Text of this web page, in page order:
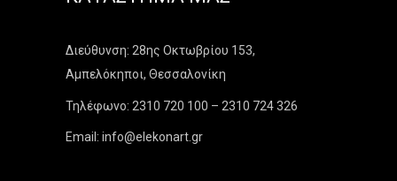
Διεύθυνση: 28ης Οκτωβρίου 153,
Αμπελόκηποι, Θεσσαλονίκη
Τηλέφωνο: 2310 720 100 – 2310 724 326
Email: info@elekonart.gr